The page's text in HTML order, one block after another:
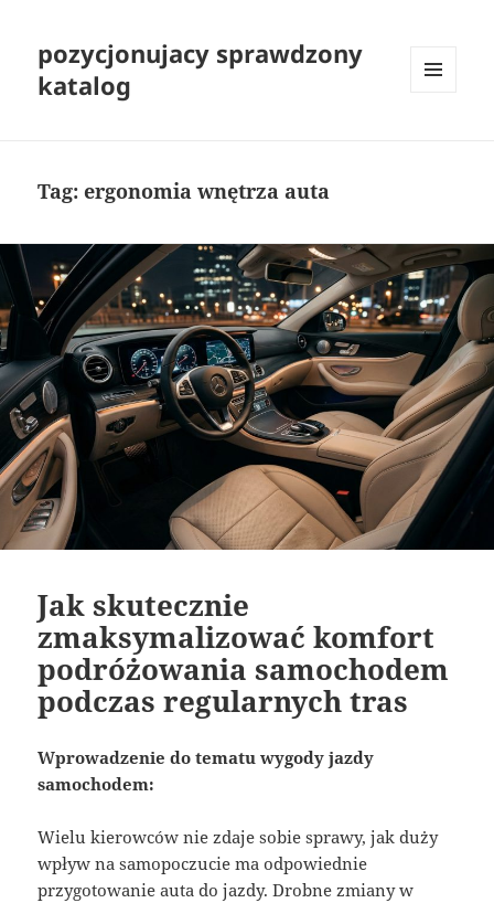
pozycjonujacy sprawdzony
katalog
Tag:ergonomia wnętrza auta
Jak skutecznie
zmaksymalizować komfort
podróżowania samochodem
podczas regularnych tras
Wprowadzenie do tematu wygody jazdy
samochodem:
Wielu kierowców nie zdaje sobie sprawy, jak duży
wpływ na samopoczucie ma odpowiednie
przygotowanie auta do jazdy. Drobne zmiany w